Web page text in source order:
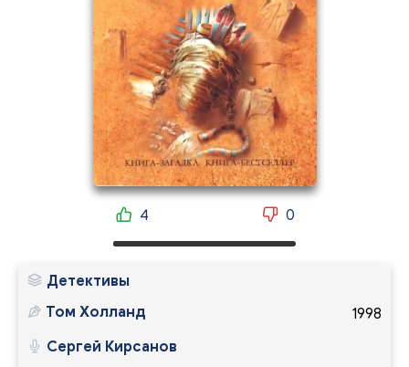
4 0
Детективы
1998
Том Холланд
Сергей Кирсанов